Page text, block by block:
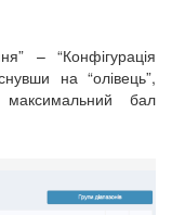
– “Конфігурація
на “олівець”,
максимальний бал